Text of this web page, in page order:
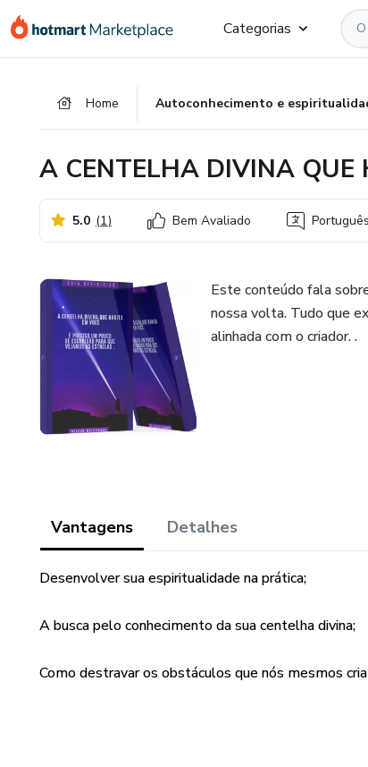
para
para
para
Categorias
Home Autoconhecimento e
A CENTELHA DIVINA QUE
5.0 (1) Bem Avaliado Português
Este conteúdo fala
nossa volta. Tudo que
alinhada com o criador. .
Vantagens Detalhes
Desenvolver sua espiritualidade na prática;
A busca pelo conhecimento da sua centelha divina;
Como destravar os obstáculos que nós mesmos